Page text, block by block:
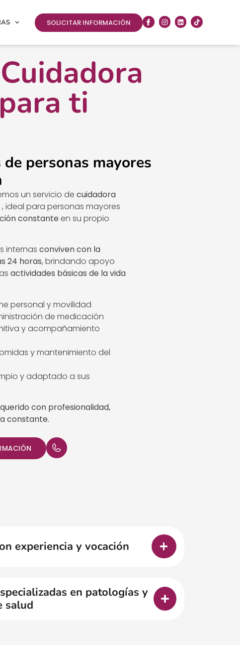
SOLICITAR INFORMACIÓN
ti
personas mayores
un servicio de cuidadora
, ideal para personas mayores
constante en su propio
internas conviven con la
24 horas, brindando apoyo
actividades básicas de la vida
personal y movilidad
de medicación
y acompañamiento
y mantenimiento del
y adaptado a sus
con profesionalidad,
constante.
experiencia y vocación
en patologías y
salud